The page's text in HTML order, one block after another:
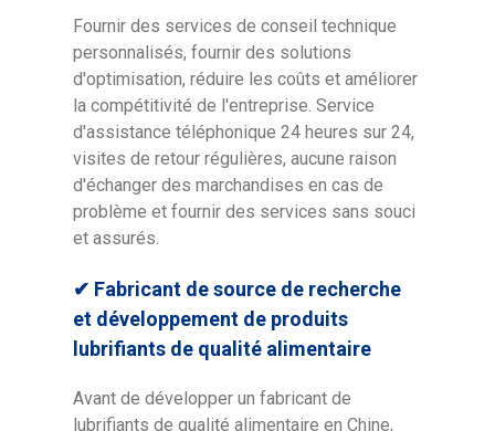
Fournir des services de conseil technique
personnalisés, fournir des solutions
d'optimisation, réduire les coûts et améliorer
la compétitivité de l'entreprise. Service
d'assistance téléphonique 24 heures sur 24,
visites de retour régulières, aucune raison
d'échanger des marchandises en cas de
problème et fournir des services sans souci
et assurés.
✔ Fabricant de source de recherche
et développement de produits
lubrifiants de qualité alimentaire
Avant de développer un fabricant de
lubrifiants de qualité alimentaire en Chine,